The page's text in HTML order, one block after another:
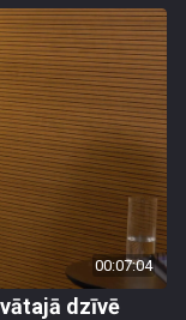
00:07:04
dzīvē